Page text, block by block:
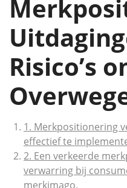
Risico’s
1. Merkpositionering
effectief te
2. Een verkeerde
verwarring bij
merkimago.